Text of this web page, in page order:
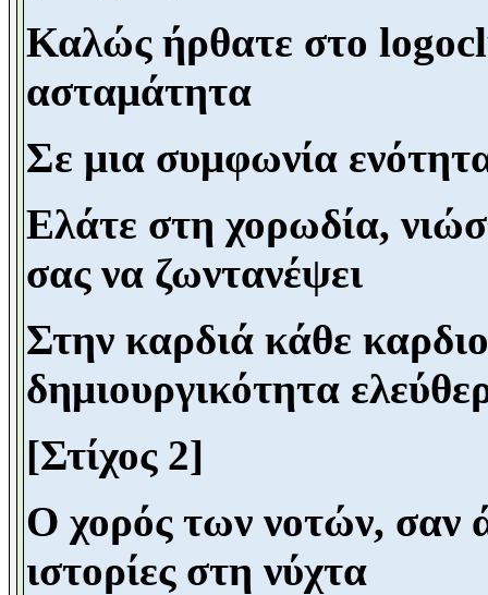
Καλώς ήρθατε στο logo
ασταμάτητα
Σε μια συμφωνία
Ελάτε στη χορωδία,
σας να ζωντανέψει
Στην καρδιά κάθε
δημιουργικότητα
[Στίχος 2]
Ο χορός των νοτών, σαν
ιστορίες στη νύχτα